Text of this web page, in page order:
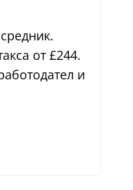
от £244.
и